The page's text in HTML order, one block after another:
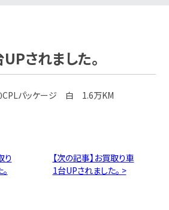
されました。
パッケージ 白 1.6万KM
り
【次の記事】お買取り車
1台UPされました。 >